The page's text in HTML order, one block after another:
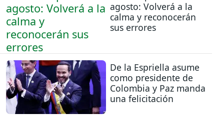
agosto: Volverá a la
calma y reconocerán
sus errores
De la Espriella asume
como presidente de
Colombia y Paz manda
una felicitación